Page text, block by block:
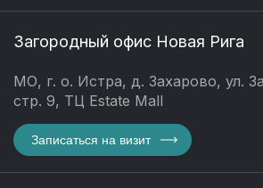
Загородный офис Новая Рига
МО, г. о. Истра, д. Захарово, ул.
стр. 9, ТЦ Estate Mall
Записаться на визит